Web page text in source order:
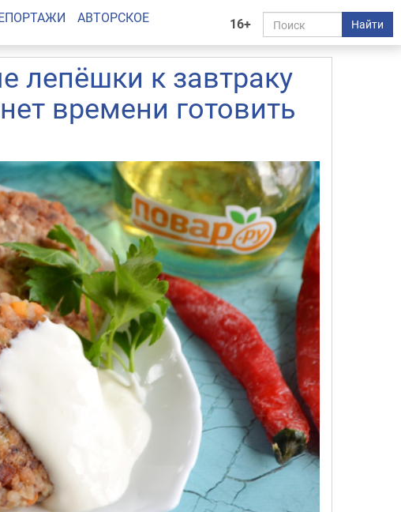
16+ Найти
АВТОРСКОЕ
лепёшки к завтраку
времени готовить